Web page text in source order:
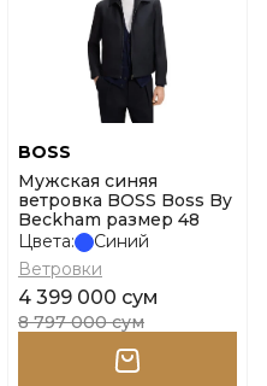
BOSS
Мужская синяя
ветровка BOSS Boss By
Beckham размер 48
Цвета:
Синий
Ветровки
4 399 000 сум
8 797 000 сум